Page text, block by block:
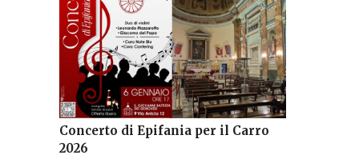
Concerto di Epifania per il Carro
2026